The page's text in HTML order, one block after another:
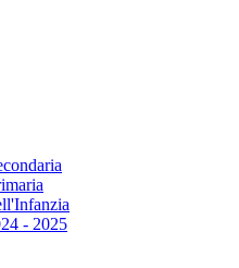
- 2025